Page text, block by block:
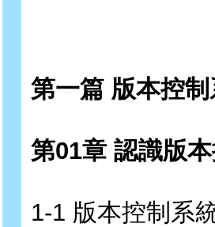
第一篇 版本控
第01章 認識版
1-1 版本控制系